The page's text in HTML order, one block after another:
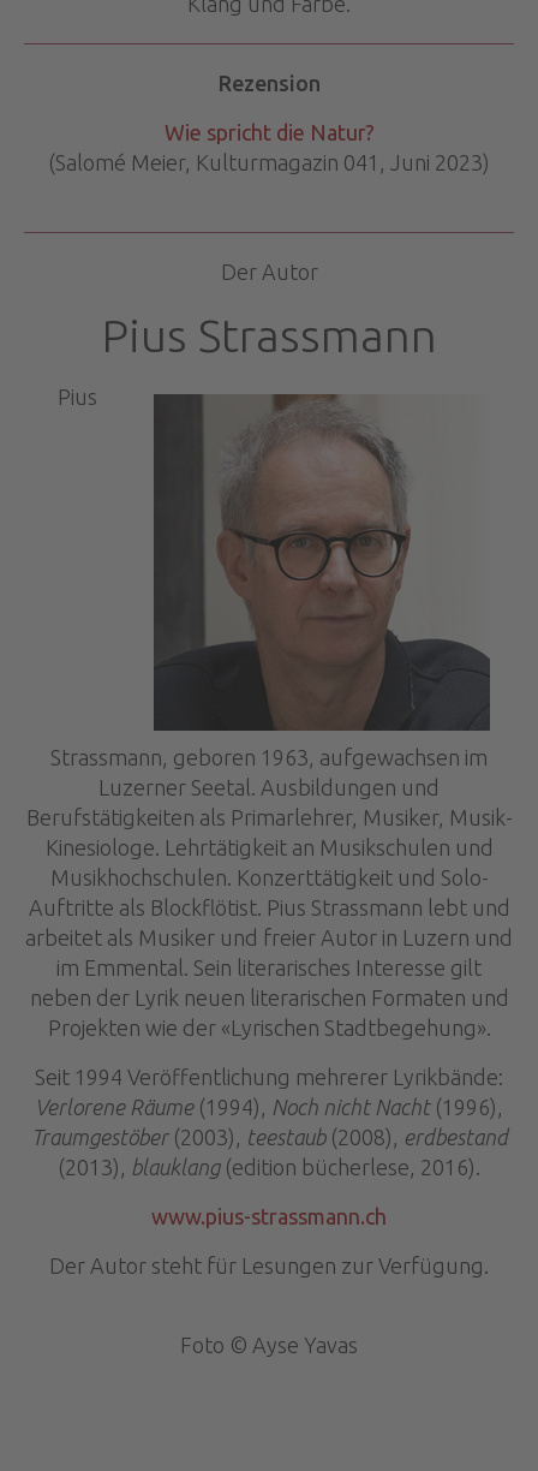
Rezension
Wie spricht die Natur?
(Salomé Meier, Kulturmagazin 041, Juni 2023)
Der Autor
Pius Strassmann
Pius
Strassmann, geboren 1963, aufgewachsen im
Luzerner Seetal. Ausbildungen und
Berufstätigkeiten als Primarlehrer, Musiker, Musik-
Kinesiologe. Lehrtätigkeit an Musikschulen und
Musikhochschulen. Konzerttätigkeit und Solo-
Auftritte als Blockflötist. Pius Strassmann lebt und
arbeitet als Musiker und freier Autor in Luzern und
im Emmental. Sein literarisches Interesse gilt
neben der Lyrik neuen literarischen Formaten und
Projekten wie der «Lyrischen Stadtbegehung».
Seit 1994 Veröffentlichung mehrerer Lyrikbände:
Verlorene Räume(1994), Noch nicht Nacht (1996),
Traumgestöber(2003), teestaub(2008), erdbestand
(2013), blauklang(edition bücherlese, 2016).
www.pius-strassmann.ch
Der Autor steht für Lesungen zur Verfügung.
Foto © Ayse Yavas